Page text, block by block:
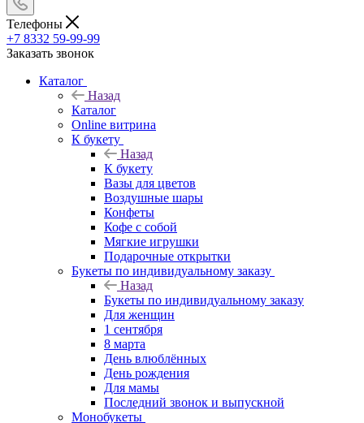
Телефоны
+7 8332 59-99-99
Заказать звонок
Каталог
Назад
Каталог
Online витрина
К букету
Назад
К букету
Вазы для цветов
Воздушные шары
Конфеты
Кофе с собой
Мягкие игрушки
Подарочные открытки
Букеты по индивидуальному заказу
Назад
Букеты по индивидуальному заказу
Для женщин
1 сентября
8 марта
День влюблённых
День рождения
Для мамы
Последний звонок и выпускной
Монобукеты